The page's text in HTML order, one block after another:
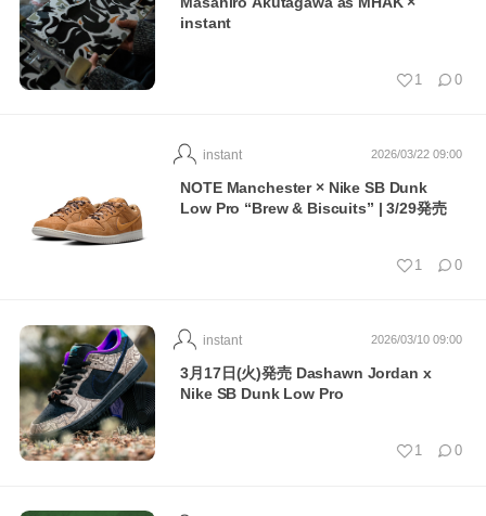
instant
1 0
2026/03/22 09:00
instant
NOTE Manchester × Nike SB Dunk
Low Pro “Brew & Biscuits” | 3/29発売
1 0
2026/03/10 09:00
instant
3月17日(火)発売 Dashawn Jordan x
Nike SB Dunk Low Pro
1 0